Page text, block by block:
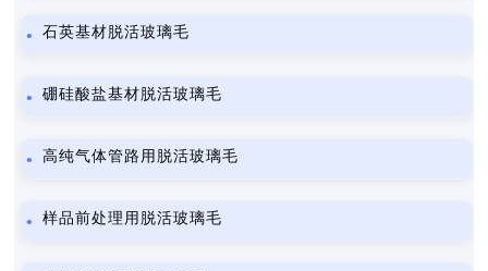
石英基材脱活玻璃毛
硼硅酸盐基材脱活玻璃毛
高纯气体管路用脱活玻璃毛
样品前处理用脱活玻璃毛